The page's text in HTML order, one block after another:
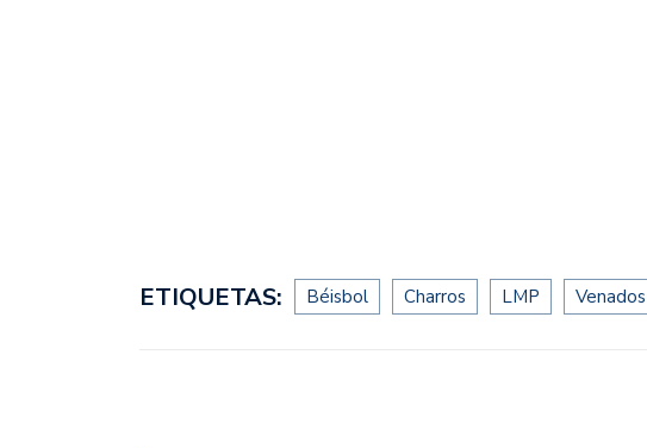
ETIQUETAS: Béisbol Charros LMP Venados